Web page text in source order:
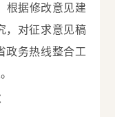
根据修改意见建
，对征求意见稿
政务热线整合工